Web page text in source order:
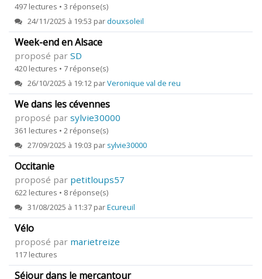
497 lectures • 3 réponse(s)
24/11/2025 à 19:53 par douxsoleil
Week-end en Alsace
proposé par SD
420 lectures • 7 réponse(s)
26/10/2025 à 19:12 parVeronique val de reu
We dans les cévennes
proposé par sylvie30000
361 lectures • 2 réponse(s)
27/09/2025 à 19:03 par sylvie30000
Occitanie
proposé par petitloups57
622 lectures • 8 réponse(s)
31/08/2025 à 11:37 parEcureuil
Vélo
proposé par marietreize
117 lectures
Séjour dans le mercantour